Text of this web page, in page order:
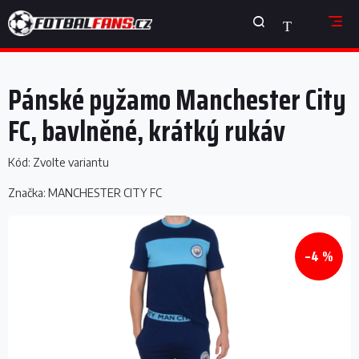
na
obsah
NÁKUPNÍ
KOŠÍK
Pánské pyžamo Manchester City
FC, bavlněné, krátký rukáv
Kód: Zvolte variantu
Značka: MANCHESTER CITY FC
–4 %